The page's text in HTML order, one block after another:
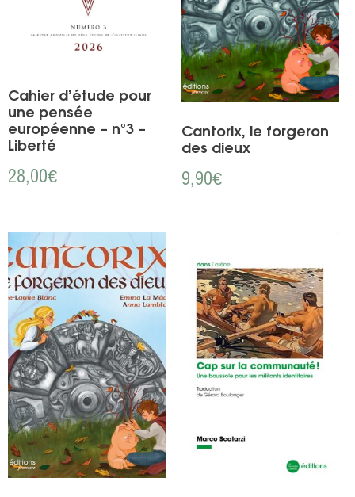
Cahier d’étude pour
une pensée
européenne – n°3 –
Liberté
28,00€
Cantorix, le forgeron
des dieux
9,90€